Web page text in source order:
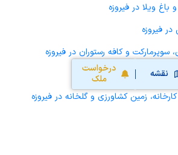
نقشه
درخواست
ملک
باغ ویلا در فیروزه
فیروزه
سوپرمارکت و کافه رستوران در فیروزه
و مطب پزشکی در فیروزه
کارخانه، زمین کشاورزی و گلخانه در فیروزه